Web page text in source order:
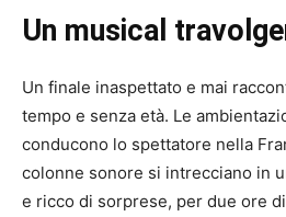
Un musical
Un finale inaspettato e mai
tempo e senza età. Le
conducono lo spettatore nella
colonne sonore si intrecciano in
e ricco di sorprese, per due ore